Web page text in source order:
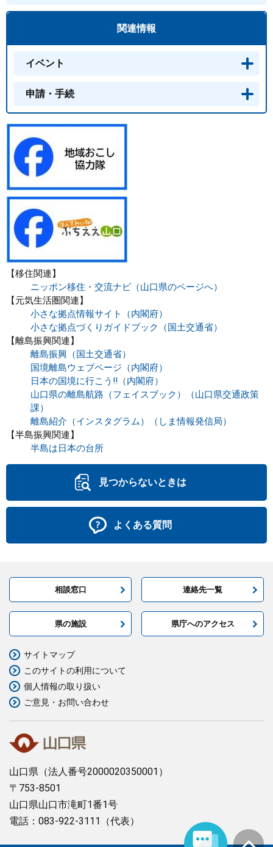
関連情報
イベント
申請・手続
【移住関連】
ニッポン移住・交流ナビ（山口県のページへ）
【元気生活圏関連】
小さな拠点情報サイト（内閣府）
小さな拠点づくりガイドブック（国土交通省）
【離島振興関連】
離島振興（国土交通省）
国境離島ウェブページ（内閣府）
日本の国境に行こう!!（内閣府）
山口県の離島航路（フェイスブック）（山口県交通政策
課）
離島紹介（インスタグラム）（しま情報発信局）
【半島振興関連】
半島は日本の台所
見つからないときは
よくある質問
相談窓口 連絡先一覧
県の施設 県庁へのアクセス
山口県 （法人番号2000020350001）
〒753-8501
山口県山口市滝町1番1号
電話：083-922-3111（代表）
サイトマップ
このサイトの利用について
個人情報の取り扱い
ご意見・お問い合わせ